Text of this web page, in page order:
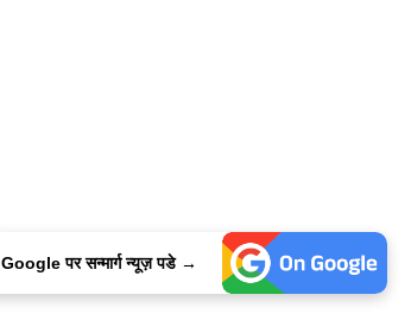
Google पर सन्मार्ग न्यूज़ पडे →